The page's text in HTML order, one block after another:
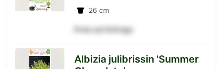
Detailseite
26 cm
Preis auf Anfrage
Albizia julibrissin 'Summer